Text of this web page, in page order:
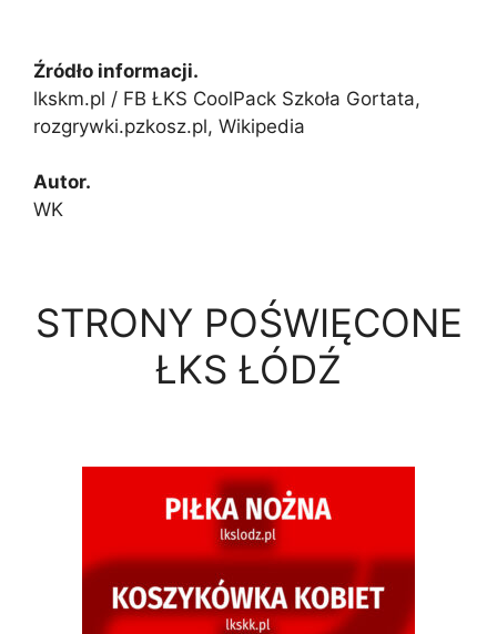
Źródło informacji.
lkskm.pl / FB ŁKS CoolPack Szkoła Gortata,
rozgrywki.pzkosz.pl, Wikipedia
Autor.
WK
STRONY POŚWIĘCONE
ŁKS ŁÓDŹ